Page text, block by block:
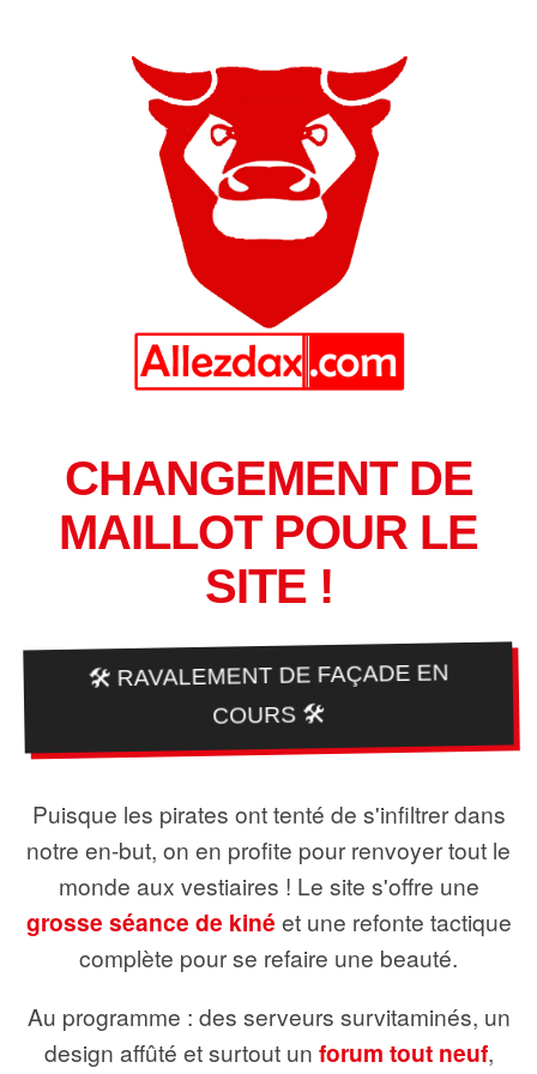
CHANGEMENT DE
MAILLOT POUR LE
SITE !
🛠️ RAVALEMENT DE FAÇADE EN
COURS 🛠️
Puisque les pirates ont tenté de s'infiltrer dans
notre en-but, on en profite pour renvoyer tout le
monde aux vestiaires ! Le site s'offre une
grosse séance de kiné et une refonte tactique
complète pour se refaire une beauté.
Au programme : des serveurs survitaminés, un
design affûté et surtout un forum tout neuf,